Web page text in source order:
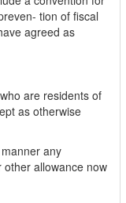
tion of fiscal
agreed as
are residents of
as otherwise
any
allowance now